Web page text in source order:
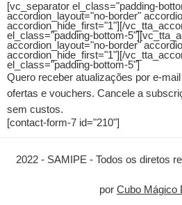
[vc_separator el_class="padding-
accordion_layout="no-border"
accordion_hide_first="1"] [/
el_class="padding-bottom-
accordion_layout="no-border"
accordion_hide_first="1"] [/
el_class="padding-bottom-5"]
Quero receber atualizações por e-
ofertas e vouchers. Cancele a
sem custos.
[contact-form-7 id="210"]
2022 - SAMIPE - Todos os diretos
por Cubo Mágico